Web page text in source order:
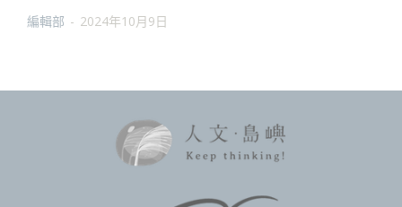
編輯部 - 2024年10月9日